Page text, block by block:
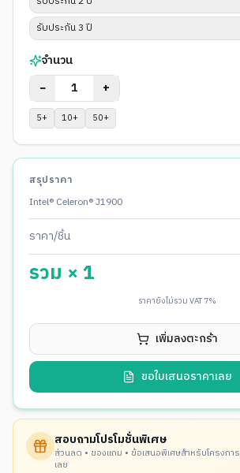
รับประกัน 3 ปี
จำนวน
−
+
5+ 10+ 50+
สรุปราคา
Intel® Celeron® J1900
ราคา/ชิ้น
รวม ×1
ราคายังไม่รวม VAT 7%
เพิ่มลงตะกร้า
ขอใบเสนอราคาเลย
สอบถามโปรโมชั่นพิเศษ
ส่วนลด • ของแถม • ข้อเสนอพิเศษสำหรับโครง
เลย